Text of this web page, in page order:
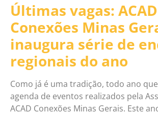
Últimas vagas: ACAD
Conexões Minas
inaugura série de
regionais do ano
Como já é uma tradição, todo ano
agenda de eventos realizados pela
ACAD Conexões Minas Gerais. Este